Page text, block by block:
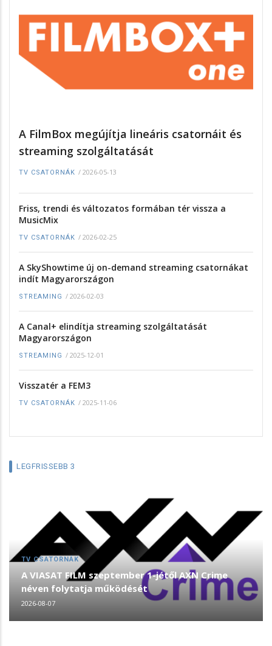
A FilmBox megújítja lineáris csatornáit és
streaming szolgáltatását
TV CSATORNÁK / 2026-05-13
Friss, trendi és változatos formában tér vissza a
MusicMix
TV CSATORNÁK / 2026-02-25
A SkyShowtime új on-demand streaming csatornákat
indít Magyarországon
STREAMING / 2026-02-03
A Canal+ elindítja streaming szolgáltatását
Magyarországon
STREAMING / 2025-12-01
Visszatér a FEM3
TV CSATORNÁK / 2025-11-06
LEGFRISSEBB 3
TV CSATORNÁK
A VIASAT FILM szeptember 1-jétől AXN Crime
néven folytatja működését
2026-08-07